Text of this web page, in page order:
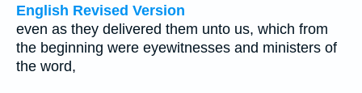
English Revised Version
even as they delivered them unto us, which from
the beginning were eyewitnesses and ministers of
the word,